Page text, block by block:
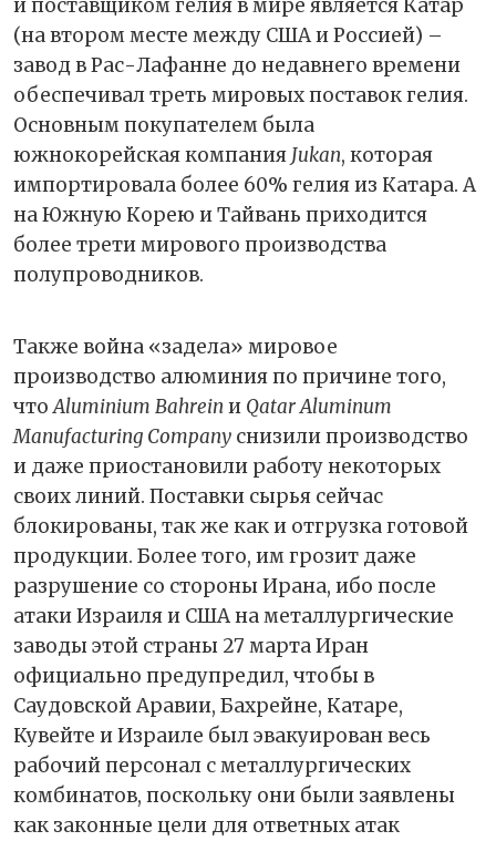
и поставщиком гелия в мире является Катар
(на втором месте между США и Россией) –
завод в Рас-Лафанне до недавнего времени
обеспечивал треть мировых поставок гелия.
Основным покупателем была
южнокорейская компания Jukan, которая
импортировала более 60% гелия из Катара. А
на Южную Корею и Тайвань приходится
более трети мирового производства
полупроводников.
Также война «задела» мировое
производство алюминия по причине того,
чтоAluminium Bahreinи Qatar Aluminum
Manufacturing Company снизили производство
и даже приостановили работу некоторых
своих линий. Поставки сырья сейчас
блокированы, так же как и отгрузка готовой
продукции. Более того, им грозит даже
разрушение со стороны Ирана, ибо после
атаки Израиля и США на металлургические
заводы этой страны 27 марта Иран
официально предупредил, чтобы в
Саудовской Аравии, Бахрейне, Катаре,
Кувейте и Израиле был эвакуирован весь
рабочий персонал с металлургических
комбинатов, поскольку они были заявлены
как законные цели для ответных атак